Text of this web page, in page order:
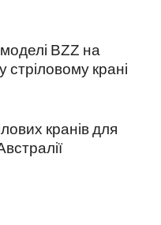
BZZ на
стріловому крані
кранів для